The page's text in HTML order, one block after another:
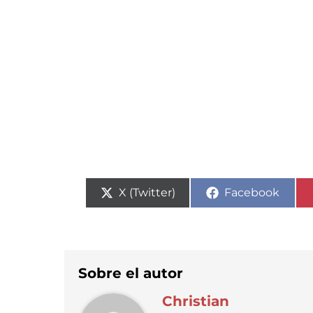
Compartir
X (Twitter)
Compartir
Facebook
Sobre el autor
Christian